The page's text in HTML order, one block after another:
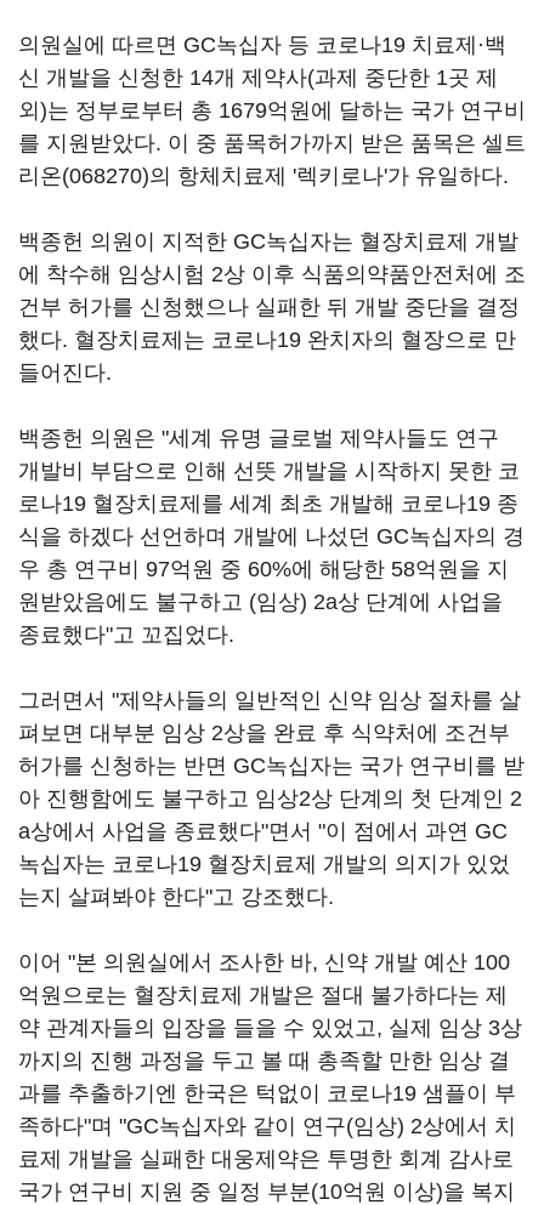
의원실에 따르면 GC녹십자 등 코로나19 치료제·백
신 개발을 신청한 14개 제약사(과제 중단한 1곳 제
외)는 정부로부터 총 1679억원에 달하는 국가 연구비
를 지원받았다. 이 중 품목허가까지 받은 품목은 셀트
리온(068270)의 항체치료제 '렉키로나'가 유일하다.
백종헌 의원이 지적한 GC녹십자는 혈장치료제 개발
에 착수해 임상시험 2상 이후 식품의약품안전처에 조
건부 허가를 신청했으나 실패한 뒤 개발 중단을 결정
했다. 혈장치료제는 코로나19 완치자의 혈장으로 만
들어진다.
백종헌 의원은 "세계 유명 글로벌 제약사들도 연구
개발비 부담으로 인해 선뜻 개발을 시작하지 못한 코
로나19 혈장치료제를 세계 최초 개발해 코로나19 종
식을 하겠다 선언하며 개발에 나섰던 GC녹십자의 경
우 총 연구비 97억원 중 60%에 해당한 58억원을 지
원받았음에도 불구하고 (임상) 2a상 단계에 사업을
종료했다"고 꼬집었다.
그러면서 "제약사들의 일반적인 신약 임상 절차를 살
펴보면 대부분 임상 2상을 완료 후 식약처에 조건부
허가를 신청하는 반면 GC녹십자는 국가 연구비를 받
아 진행함에도 불구하고 임상2상 단계의 첫 단계인 2
a상에서 사업을 종료했다"면서 "이 점에서 과연 GC
녹십자는 코로나19 혈장치료제 개발의 의지가 있었
는지 살펴봐야 한다"고 강조했다.
이어 "본 의원실에서 조사한 바, 신약 개발 예산 100
억원으로는 혈장치료제 개발은 절대 불가하다는 제
약 관계자들의 입장을 들을 수 있었고, 실제 임상 3상
까지의 진행 과정을 두고 볼 때 총족할 만한 임상 결
과를 추출하기엔 한국은 턱없이 코로나19 샘플이 부
족하다"며 "GC녹십자와 같이 연구(임상) 2상에서 치
료제 개발을 실패한 대웅제약은 투명한 회계 감사로
국가 연구비 지원 중 일정 부분(10억원 이상)을 복지